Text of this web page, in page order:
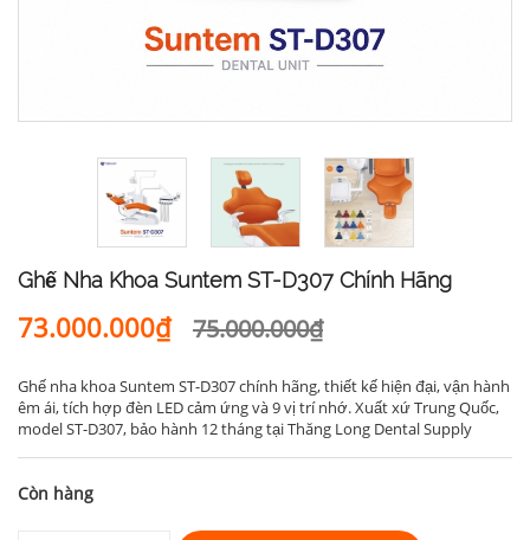
Ghế Nha Khoa Suntem ST-D307 Chính Hãng
73.000.000₫ 75.000.000₫
Ghế nha khoa Suntem ST-D307 chính hãng, thiết kế hiện đại, vận hành
êm ái, tích hợp đèn LED cảm ứng và 9 vị trí nhớ. Xuất xứ Trung Quốc,
model ST-D307, bảo hành 12 tháng tại Thăng Long Dental Supply
Còn hàng